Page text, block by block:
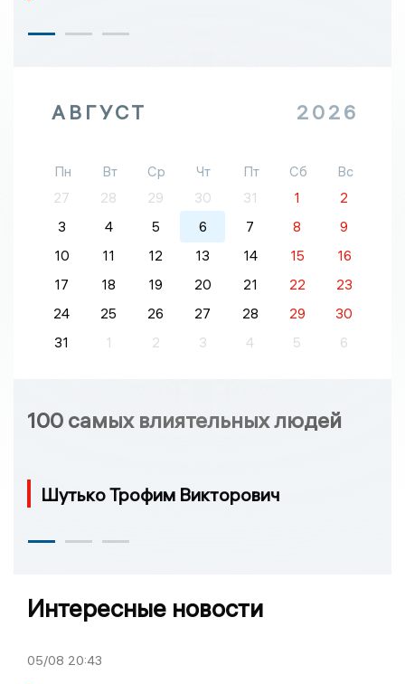
АВГУСТ 2026
Пн Вт Ср Чт Пт Сб
Вс
27
28 29 30 31 1
2
3
4 5 6 7 8
9
10
11 12 13 14 15
16
17
18 19 20 21 22
23
24
25 26 27 28 29
30
31
1 2 3 4 5 6
100 самых влиятельных людей
Шутько Трофим Викторович
Интересные новости
05/08 20:43